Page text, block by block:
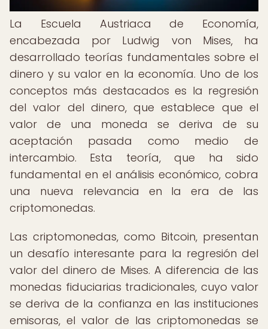
La Escuela Austriaca de Economía,
encabezada por Ludwig von Mises, ha
desarrollado teorías fundamentales sobre el
dinero y su valor en la economía. Uno de los
conceptos más destacados es la regresión
del valor del dinero, que establece que el
valor de una moneda se deriva de su
aceptación pasada como medio de
intercambio. Esta teoría, que ha sido
fundamental en el análisis económico, cobra
una nueva relevancia en la era de las
criptomonedas.
Las criptomonedas, como Bitcoin, presentan
un desafío interesante para la regresión del
valor del dinero de Mises. A diferencia de las
monedas fiduciarias tradicionales, cuyo valor
se deriva de la confianza en las instituciones
emisoras, el valor de las criptomonedas se